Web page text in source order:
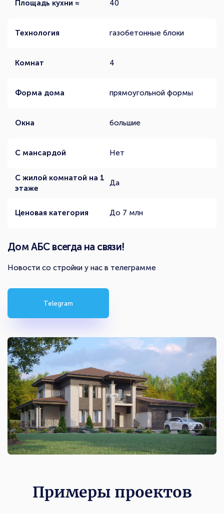
Площадь кухни ≈ 40
Технология газобетонные блоки
Комнат 4
Форма дома прямоугольной формы
Окна большие
С мансардой Нет
С жилой комнатой на 1
этаже
Да
Ценовая категория До 7 млн
Дом АБС всегда на связи!
Новости со стройки у нас в телеграмме
Telegram
Примеры проектов